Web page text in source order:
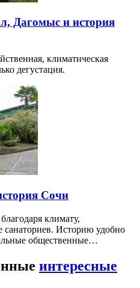
Дагомыс и история
климатическая
дегустация.
Сочи
климату,
Историю удобно
общественные…
интересные